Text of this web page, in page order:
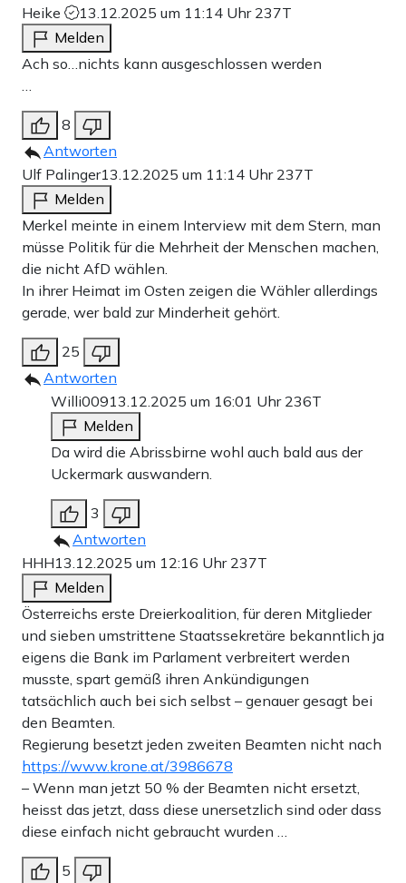
Heike
13.12.2025 um 11:14 Uhr 237T
Melden
Ach so…nichts kann ausgeschlossen werden
…
8
Antworten
Ulf Palinger13.12.2025 um 11:14 Uhr 237T
Melden
Merkel meinte in einem Interview mit dem Stern, man
müsse Politik für die Mehrheit der Menschen machen,
die nicht AfD wählen.
In ihrer Heimat im Osten zeigen die Wähler allerdings
gerade, wer bald zur Minderheit gehört.
25
Antworten
Willi00913.12.2025 um 16:01 Uhr 236T
Melden
Da wird die Abrissbirne wohl auch bald aus der
Uckermark auswandern.
3
Antworten
HHH13.12.2025 um 12:16 Uhr 237T
Melden
Österreichs erste Dreierkoalition, für deren Mitglieder
und sieben umstrittene Staatssekretäre bekanntlich ja
eigens die Bank im Parlament verbreitert werden
musste, spart gemäß ihren Ankündigungen
tatsächlich auch bei sich selbst – genauer gesagt bei
den Beamten.
Regierung besetzt jeden zweiten Beamten nicht nach
https://www.krone.at/3986678
– Wenn man jetzt 50 % der Beamten nicht ersetzt,
heisst das jetzt, dass diese unersetzlich sind oder dass
diese einfach nicht gebraucht wurden …
5